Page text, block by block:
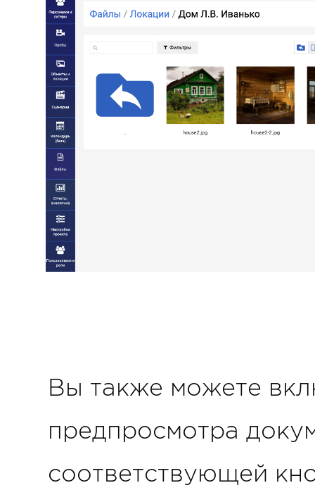
Вы также можете
предпросмотра
соответствующей